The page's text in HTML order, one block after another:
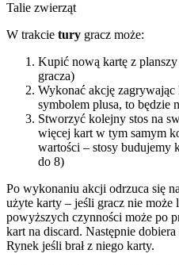
Talie zwierząt
W trakcie tury gracz może:
Kupić nową kartę z
gracza)
Wykonać akcję
symbolem plusa, to będzie
Stworzyć kolejny stos na
więcej kart w tym samym
wartości – stosy
do 8)
Po wykonaniu akcji odrzuca się
użyte karty – jeśli gracz nie
powyższych czynności może po
kart na discard. Następnie
Rynek jeśli brał z niego karty.